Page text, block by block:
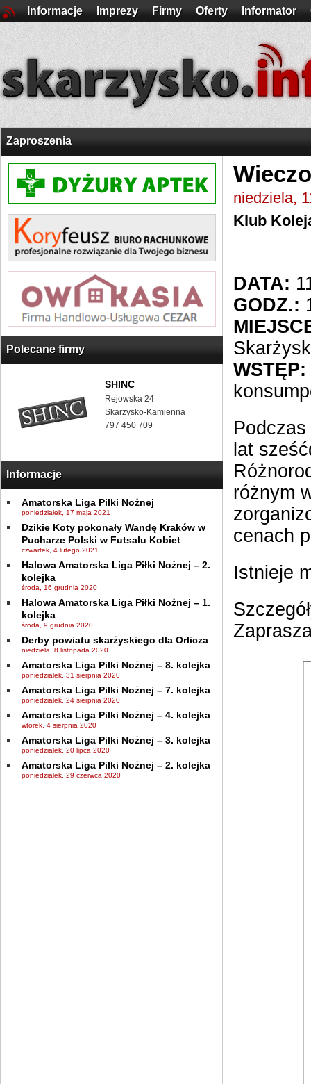
Informacje Imprezy Firmy Oferty Informator
Zaproszenia
Polecane firmy
SHINC
Rejowska 24
Skarżysko-Kamienna
797 450 709
Informacje
Amatorska Liga Piłki Nożnej
poniedziałek, 17 maja 2021
Dzikie Koty pokonały Wandę Kraków w
Pucharze Polski w Futsalu Kobiet
czwartek, 4 lutego 2021
Halowa Amatorska Liga Piłki Nożnej – 2.
kolejka
środa, 16 grudnia 2020
Halowa Amatorska Liga Piłki Nożnej – 1.
kolejka
środa, 9 grudnia 2020
Derby powiatu skarżyskiego dla Orlicza
niedziela, 8 listopada 2020
Amatorska Liga Piłki Nożnej – 8. kolejka
poniedziałek, 31 sierpnia 2020
Amatorska Liga Piłki Nożnej – 7. kolejka
poniedziałek, 24 sierpnia 2020
Amatorska Liga Piłki Nożnej – 4. kolejka
wtorek, 4 sierpnia 2020
Amatorska Liga Piłki Nożnej – 3. kolejka
poniedziałek, 20 lipca 2020
Amatorska Liga Piłki Nożnej – 2. kolejka
poniedziałek, 29 czerwca 2020
niedziela,
Klub
DATA:
GODZ.:
WSTĘP:
lat
różnym
cenach
Istnieje